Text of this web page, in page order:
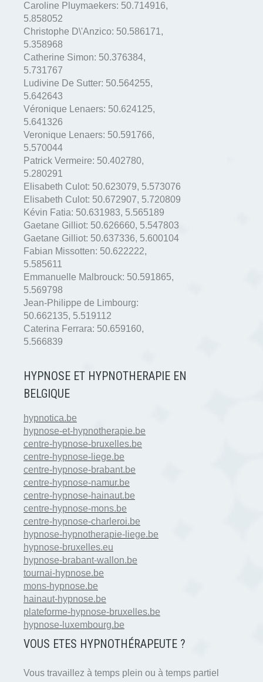
Caroline Pluymaekers: 50.714916,
5.858052
Christophe D\'Anzico: 50.586171 ,
5.358968
Catherine Simon: 50.376384,
5.731767
Ludivine De Sutter: 50.564255,
5.642643
Véronique Lenaers: 50.624125,
5.641326
Veronique Lenaers: 50.591766,
5.570044
Patrick Vermeire: 50.402780,
5.280291
Elisabeth Culot: 50.623079, 5.573076
Elisabeth Culot: 50.672907, 5.720809
Kévin Fatia: 50.631983, 5.565189
Gaetane Gilliot: 50.626660, 5.547803
Gaetane Gilliot: 50.637336, 5.600104
Fabian Missotten: 50.622222,
5.585611
Emmanuelle Malbrouck: 50.591865,
5.569798
Jean-Philippe de Limbourg:
50.662135, 5.519112
Caterina Ferrara: 50.659160,
5.566839
HYPNOSE ET HYPNOTHERAPIE EN
BELGIQUE
hypnotica.be
hypnose-et-hypnotherapie.be
centre-hypnose-bruxelles.be
centre-hypnose-liege.be
centre-hypnose-brabant.be
centre-hypnose-namur.be
centre-hypnose-hainaut.be
centre-hypnose-mons.be
centre-hypnose-charleroi.be
hypnose-hypnotherapie-liege.be
hypnose-bruxelles.eu
hypnose-brabant-wallon.be
tournai-hypnose.be
mons-hypnose.be
hainaut-hypnose.be
plateforme-hypnose-bruxelles.be
hypnose-luxembourg.be
VOUS ETES HYPNOTHÉRAPEUTE ?
Vous travaillez à temps plein ou à temps partiel